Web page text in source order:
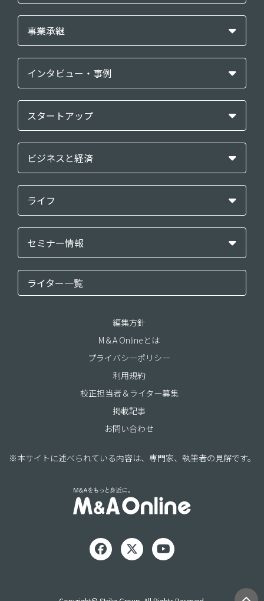
事業承継
インタビュー・事例
スタートアップ
ビジネスと経済
ライフ
セミナー情報
ライター一覧
編集方針
M＆A Onlineとは
プライバシーポリシー
利用規約
校正担当者＆ライター募集
掲載記事
お問い合わせ
※本サイトに述べられている内容は、専門家、執筆者の見解です。